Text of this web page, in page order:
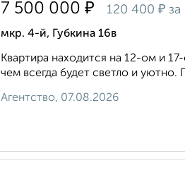
7 500 000 ₽ 120 400 ₽ за
мкр. 4-й, Губкина 16в
Квартира находится на 12-ом и
чем всегда будет светло и
Агентство, 07.08.2026